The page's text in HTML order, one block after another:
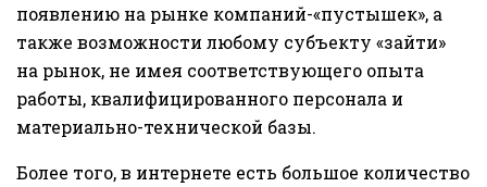
появлению на рынке компаний-«пустышек», а
также возможности любому субъекту «зайти»
на рынок, не имея соответствующего опыта
работы, квалифицированного персонала и
материально-технической базы.
Более того, в интернете есть большое количество